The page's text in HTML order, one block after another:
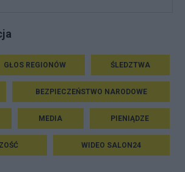
GŁOS REGIONÓW ŚLEDZTWA
BEZPIECZEŃSTWO NARODOWE
MEDIA PIENIĄDZE
WIDEO SALON24